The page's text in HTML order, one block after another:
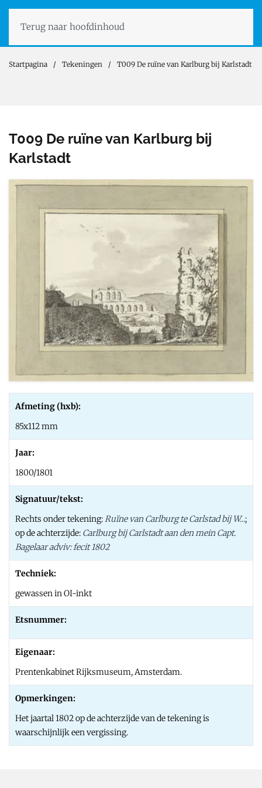
Terug naar hoofdinhoud
Startpagina Tekeningen T009 De ruïne van Karlburg bij Karlstadt
T009 De ruïne van Karlburg bij
Karlstadt
Afmeting (hxb):
85x112 mm
Jaar:
1800/1801
Signatuur/tekst:
Rechts onder tekening:Ruïne van Carlburg te Carlstad bij W...;
op de achterzijde: Carlburg bij Carlstadt aan den mein Capt.
Bagelaar adviv: fecit 1802
Techniek:
gewassen in OI-inkt
Etsnummer:
Eigenaar:
Prentenkabinet Rijksmuseum, Amsterdam.
Opmerkingen:
Het jaartal 1802 op de achterzijde van de tekening is
waarschijnlijk een vergissing.